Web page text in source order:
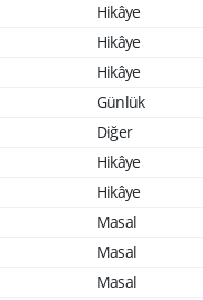
Hikâye
Hikâye
Hikâye
Günlük
Diğer
Hikâye
Hikâye
Masal
Masal
Masal